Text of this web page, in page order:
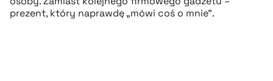
prezent, który naprawdę „mówi coś o mnie”.